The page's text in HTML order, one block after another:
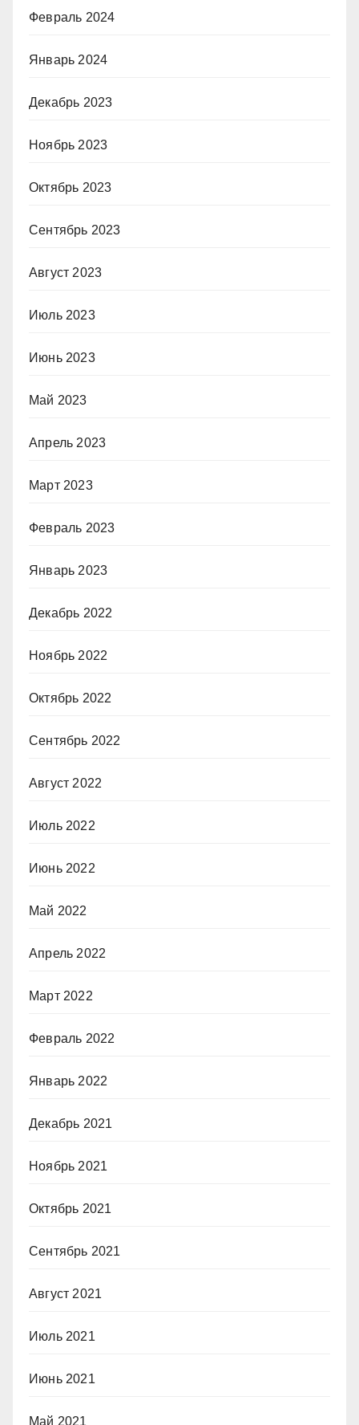
Февраль 2024
Январь 2024
Декабрь 2023
Ноябрь 2023
Октябрь 2023
Сентябрь 2023
Август 2023
Июль 2023
Июнь 2023
Май 2023
Апрель 2023
Март 2023
Февраль 2023
Январь 2023
Декабрь 2022
Ноябрь 2022
Октябрь 2022
Сентябрь 2022
Август 2022
Июль 2022
Июнь 2022
Май 2022
Апрель 2022
Март 2022
Февраль 2022
Январь 2022
Декабрь 2021
Ноябрь 2021
Октябрь 2021
Сентябрь 2021
Август 2021
Июль 2021
Июнь 2021
Май 2021